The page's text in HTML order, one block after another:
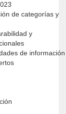
de categorías y
y
de